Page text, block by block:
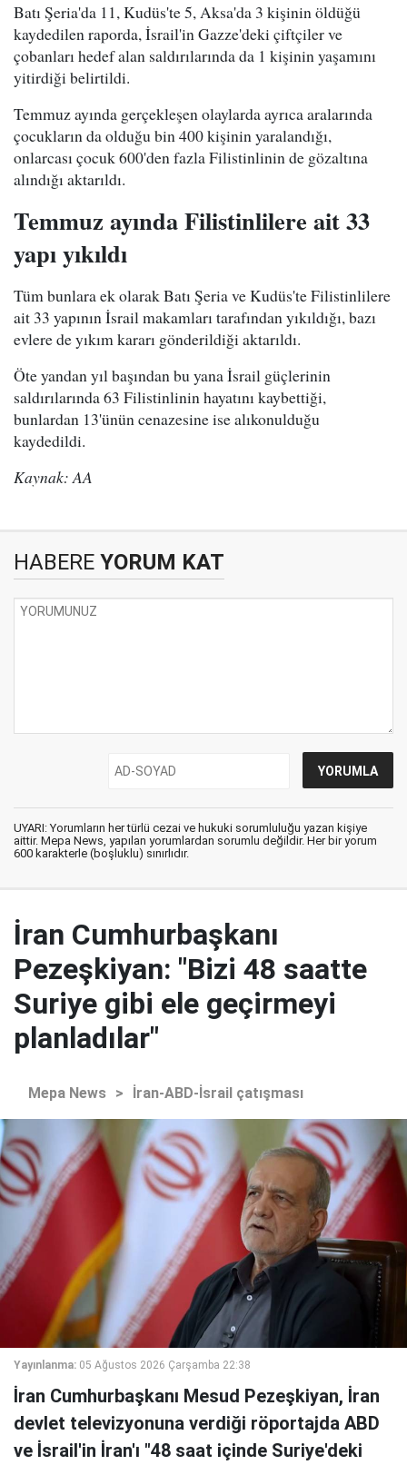
Batı Şeria'da 11, Kudüs'te 5, Aksa'da 3 kişinin öldüğü
kaydedilen raporda, İsrail'in Gazze'deki çiftçiler ve
çobanları hedef alan saldırılarında da 1 kişinin yaşamını
yitirdiği belirtildi.
Temmuz ayında gerçekleşen olaylarda ayrıca aralarında
çocukların da olduğu bin 400 kişinin yaralandığı,
onlarcası çocuk 600'den fazla Filistinlinin de gözaltına
alındığı aktarıldı.
Temmuz ayında Filistinlilere ait 33
yapı yıkıldı
Tüm bunlara ek olarak Batı Şeria ve Kudüs'te Filistinlilere
ait 33 yapının İsrail makamları tarafından yıkıldığı, bazı
evlere de yıkım kararı gönderildiği aktarıldı.
Öte yandan yıl başından bu yana İsrail güçlerinin
saldırılarında 63 Filistinlinin hayatını kaybettiği,
bunlardan 13'ünün cenazesine ise alıkonulduğu
kaydedildi.
Kaynak: AA
HABERE YORUM KAT
UYARI: Yorumların her türlü cezai ve hukuki sorumluluğu yazan kişiye
aittir. Mepa News, yapılan yorumlardan sorumlu değildir. Her bir yorum
600 karakterle (boşluklu) sınırlıdır.
İran Cumhurbaşkanı
Pezeşkiyan: "Bizi 48 saatte
Suriye gibi ele geçirmeyi
planladılar"
Mepa News > İran-ABD-İsrail çatışması
Yayınlanma: 05 Ağustos 2026 Çarşamba 22:38
İran Cumhurbaşkanı Mesud Pezeşkiyan, İran
devlet televizyonuna verdiği röportajda ABD
ve İsrail'in İran'ı "48 saat içinde Suriye'deki